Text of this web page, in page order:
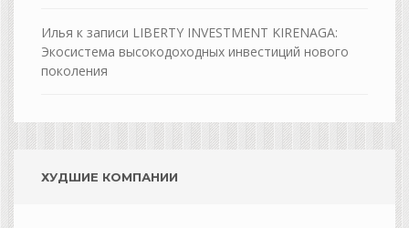
Илья к записи LIBERTY INVESTMENT KIRENAGA:
Экосистема высокодоходных инвестиций нового
поколения
ХУДШИЕ КОМПАНИИ